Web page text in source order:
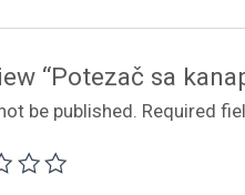
“Potezač sa
be published. Required